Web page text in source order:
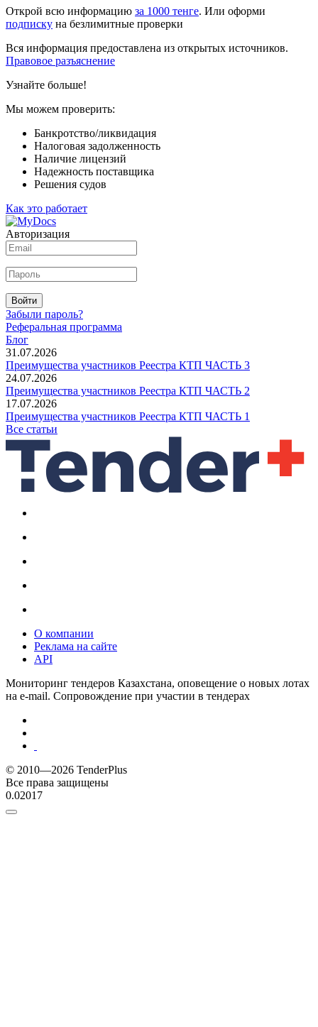
Открой всю информацию за 1000 тенге. Или оформи
подписку на безлимитные проверки
Вся информация предоставлена из открытых источников.
Правовое разъяснение
Узнайте больше!
Мы можем проверить:
Банкротство/ликвидация
Налоговая задолженность
Наличие лицензий
Надежность поставщика
Решения судов
Как это работает
Авторизация
Войти
Забыли пароль?
Реферальная программа
Блог
31.07.2026
Преимущества участников Реестра КТП ЧАСТЬ 3
24.07.2026
Преимущества участников Реестра КТП ЧАСТЬ 2
17.07.2026
Преимущества участников Реестра КТП ЧАСТЬ 1
Все статьи
О компании
Реклама на сайте
API
Мониторинг тендеров Казахстана, оповещение о новых лотах
на e-mail. Сопровождение при участии в тендерах
© 2010—2026 TenderPlus
Все права защищены
0.02017